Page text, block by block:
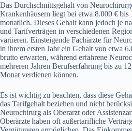
Das Durchschnittsgehalt von
Krankenhäusern liegt bei etwa 8.000 € bis
monatlich. Dieses Gehalt kann jedoch je
und Tarifverträgen in verschiedenen
variieren. Einsteigende Fachärzte für
in ihrem ersten Jahr ein Gehalt von etwa
brutto erwarten, während erfahrene
mehreren Jahren Berufserfahrung bis zu
Monat verdienen können.
Es ist wichtig zu beachten, dass diese
das Tarifgehalt beziehen und nicht
Neurochirurg als Oberarzt oder
Oberärzte haben oft außertarifliche